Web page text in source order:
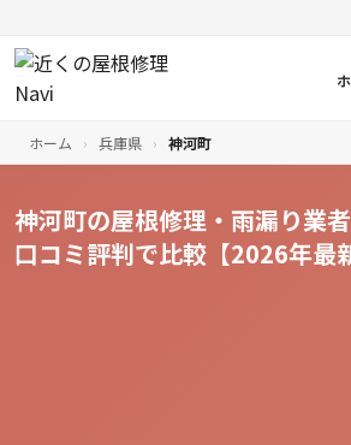
ホーム › 兵庫県 › 神河町
神河町の屋根修理・雨漏り業
口コミ評判で比較【2026年最